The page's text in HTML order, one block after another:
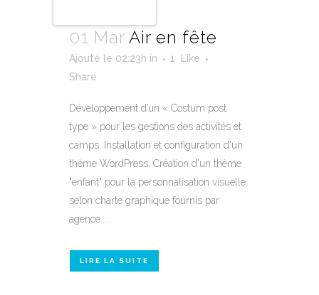
01 Mar Air en fête
Ajouté le 02:23h in 1
Like
Share
Développement d’un « Costum post
type » pour les gestions des activités et
camps. Installation et configuration d'un
thème WordPress. Création d'un thème
"enfant" pour la personnalisation visuelle
selon charte graphique fournis par
agence....
LIRE LA SUITE